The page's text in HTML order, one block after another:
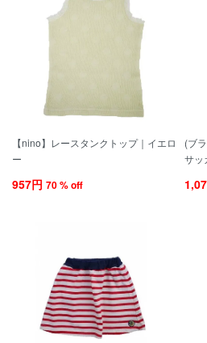
【nino】レースタンクトップ｜イエロ
ー
957円 70 % off
(ブ
サッ